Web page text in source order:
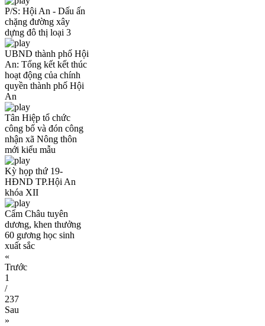
P/S: Hội An - Dấu ấn
chặng đường xây
dựng đô thị loại 3
UBND thành phố Hội
An: Tổng kết kết thúc
hoạt động của chính
quyền thành phố Hội
An
Tân Hiệp tổ chức
công bố và đón công
nhận xã Nông thôn
mới kiểu mẫu
Kỳ họp thứ 19-
HĐND TP.Hội An
khóa XII
Cẩm Châu tuyên
dương, khen thưởng
60 gương học sinh
xuất sắc
«
Trước
1
/
237
Sau
»